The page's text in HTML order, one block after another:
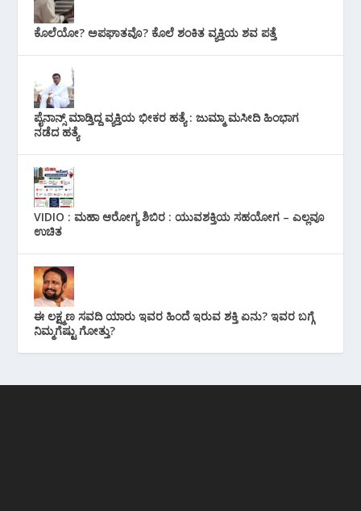
ಕೊಲೆಯೋ? ಅಪಘಾತವೊ? ಕೊಲೆ ಶಂಕಿತ ವ್ಯಕ್ತಿಯ ಶವ ಪತ್ತೆ
ಪೈನಾನ್ಸ್ ಮಾಡ್ತಿದ್ದ ವ್ಯಕ್ತಿಯ ಭೀಕರ‌ ಹತ್ಯೆ : ಜುಮ್ಮಾ ಮಸೀದಿ ಹಿಂಭಾಗ
ನಡೆದ ಹತ್ಯೆ
VIDIO : ಮಹಾ ಆರೋಗ್ಯ ಶಿಬಿರ : ಯುವಶಕ್ತಿಯ ಸಹಯೋಗ – ಎಲ್ಲವೂ
ಉಚಿತ
ಈ ಲಕ್ಷ್ಮಣ ಸವದಿ ಯಾರು ಇವರ ಹಿಂದೆ ಇರುವ ಶಕ್ತಿ ಏನು? ಇವರ ಬಗ್ಗೆ
ನಿಮ್ಮಗೆಷ್ಟು ಗೋತ್ತು?